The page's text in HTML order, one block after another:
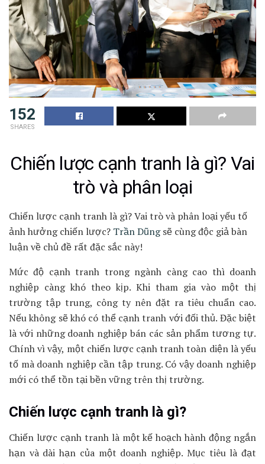
152
SHARES
Chiến lược cạnh tranh là gì? Vai
trò và phân loại
Chiến lược cạnh tranh là gì? Vai trò và phân loại yếu tố
ảnh hưởng chiến lược? Trần Dũngsẽ cùng độc giả bàn
luận về chủ đề rất đặc sắc này!
Mức độ cạnh tranh trong ngành càng cao thì doanh
nghiệp càng khó theo kịp. Khi tham gia vào một thị
trường tập trung, công ty nên đặt ra tiêu chuẩn cao.
Nếu không sẽ khó có thể cạnh tranh với đối thủ. Đặc biệt
là với những doanh nghiệp bán các sản phẩm tương tự.
Chính vì vậy, một chiến lược cạnh tranh toàn diện là yếu
tố mà doanh nghiệp cần tập trung. Có vậy doanh nghiệp
mới có thể tồn tại bền vững trên thị trường.
Chiến lược cạnh tranh là gì?
Chiến lược cạnh tranh là một kế hoạch hành động ngắn
hạn và dài hạn của một doanh nghiệp. Mục tiêu là đạt